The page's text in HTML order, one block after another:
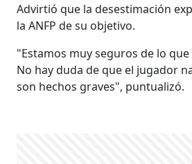
Advirtió que la desestimación
la ANFP de su objetivo.
"Estamos muy seguros de lo
No hay duda de que el jugador
son hechos graves", puntualizó.